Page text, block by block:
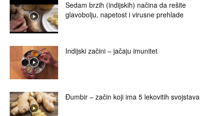
Sedam brzih (indijskih) načina da rešite
glavobolju, napetost i virusne prehlade
Indijski začini – jačaju imunitet
Đumbir – začin koji ima 5 lekovitih svojstava